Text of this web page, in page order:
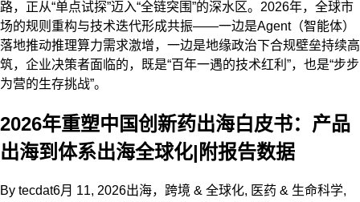
路，正从“单点试探”迈入“全链突围”的深水区。2026年，全球市
场的规则重构与技术迭代形成共振——一边是Agent（智能体）
落地推动推理算力需求激增，一边是地缘政治下合规壁垒持续高
筑，企业决策者面临的，既是“百年一遇的技术红利”，也是“步步
为营的生存挑战”。
2026年重塑中国创新药出海白皮书：产品
出海到体系出海全球化|附报告数据
By tecdat6月 11, 2026出海，跨境 & 全球化, 医药 & 生命科学,